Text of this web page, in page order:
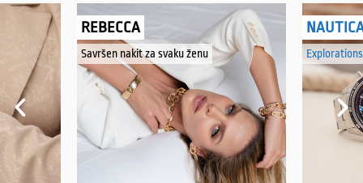
REBECCA
Savršen nakit za svaku ženu